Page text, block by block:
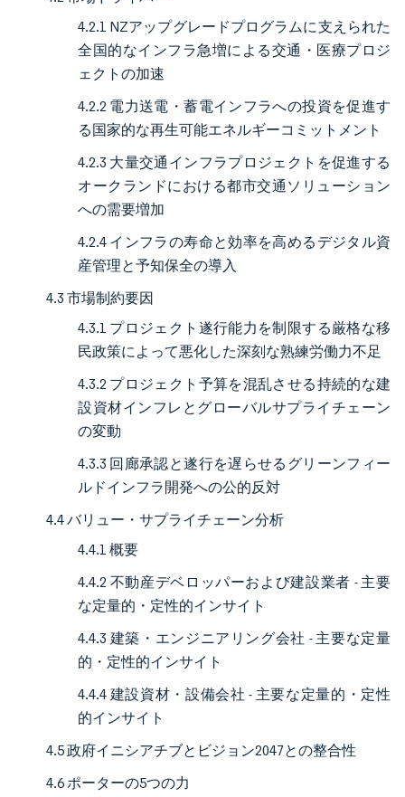
4.2.1 NZアップグレードプログラムに支えられた
全国的なインフラ急増による交通・医療プロジ
ェクトの加速
4.2.2 電力送電・蓄電インフラへの投資を促進す
る国家的な再生可能エネルギーコミットメント
4.2.3 大量交通インフラプロジェクトを促進する
オークランドにおける都市交通ソリューション
への需要増加
4.2.4 インフラの寿命と効率を高めるデジタル資
産管理と予知保全の導入
4.3 市場制約要因
4.3.1 プロジェクト遂行能力を制限する厳格な移
民政策によって悪化した深刻な熟練労働力不足
4.3.2 プロジェクト予算を混乱させる持続的な建
設資材インフレとグローバルサプライチェーン
の変動
4.3.3 回廊承認と遂行を遅らせるグリーンフィー
ルドインフラ開発への公的反対
4.4 バリュー・サプライチェーン分析
4.4.1 概要
4.4.2 不動産デベロッパーおよび建設業者 - 主要
な定量的・定性的インサイト
4.4.3 建築・エンジニアリング会社 - 主要な定量
的・定性的インサイト
4.4.4 建設資材・設備会社 - 主要な定量的・定性
的インサイト
4.5 政府イニシアチブとビジョン2047との整合性
4.6 ポーターの5つの力